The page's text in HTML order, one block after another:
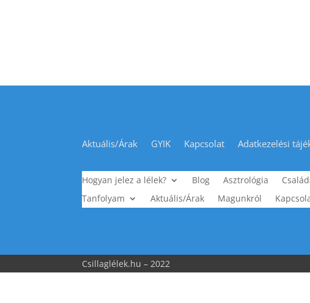
Aktuális/Árak GYIK Kapcsolat Adatkezelési
Hogyan jelez a lélek? Blog Asztrológia
Tanfolyam
Aktuális/Árak Magunkról
Csillaglélek.hu – 2022